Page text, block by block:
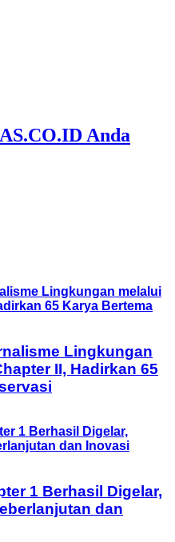
Anda
Lingkungan
II, Hadirkan 65
1 Berhasil Digelar,
dan